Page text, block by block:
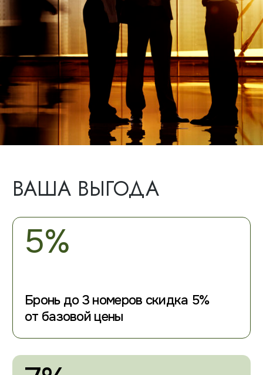
ВАША ВЫГОДА
Бронь до 3 номеров скидка 5%
от базовой цены
5%
7%
Бронь от 10 номеров и более
скидка 10% от базовой цены
Бронь от 3 до 10 номеров скидка
7% от базовой цены